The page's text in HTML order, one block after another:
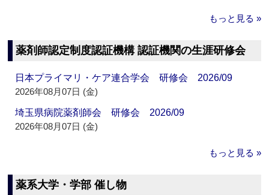
もっと見る »
薬剤師認定制度認証機構 認証機関の生涯研修会
日本プライマリ・ケア連合学会 研修会 2026/09
2026年08月07日 (金)
埼玉県病院薬剤師会 研修会 2026/09
2026年08月07日 (金)
もっと見る »
薬系大学・学部 催し物